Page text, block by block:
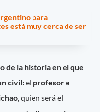
para
está muy cerca de ser
de la historia en el que
civil:el profesor e
, quien será el